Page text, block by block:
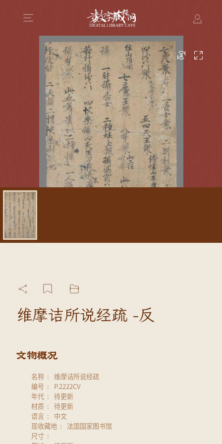
维摩诘所说经疏 -反
名称
维摩诘所说经疏
编号
P.2222CV
年代
待更新
材质
待更新
语言
中文
现收藏地
法国国家图书馆
尺寸